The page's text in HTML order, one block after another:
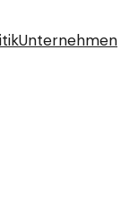
Unternehmen